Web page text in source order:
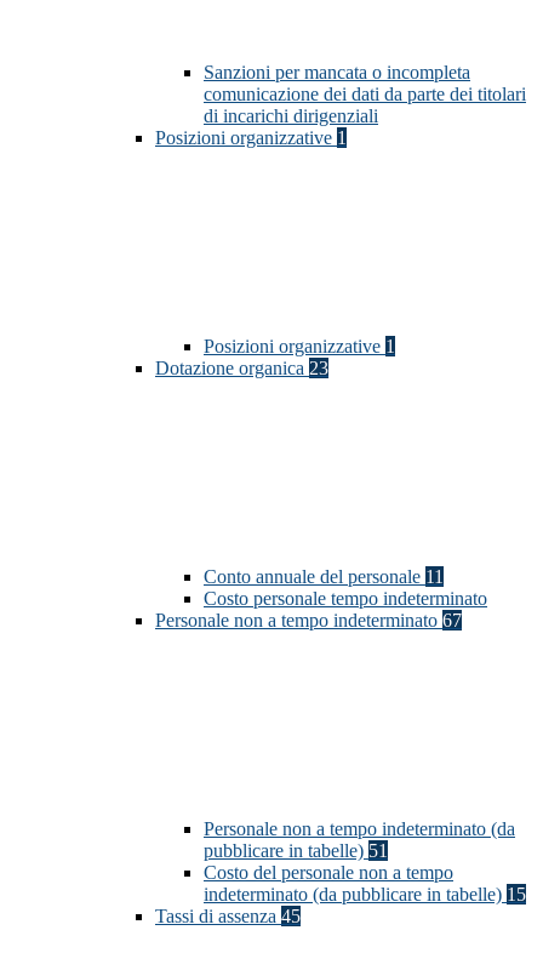
Sanzioni per mancata o incompleta
comunicazione dei dati da parte dei titolari
di incarichi dirigenziali
Posizioni organizzative 1
Posizioni organizzative 1
Dotazione organica 23
Conto annuale del personale 11
Costo personale tempo indeterminato
Personale non a tempo indeterminato 67
Personale non a tempo indeterminato (da
pubblicare in tabelle) 51
Costo del personale non a tempo
indeterminato (da pubblicare in tabelle) 15
Tassi di assenza 45